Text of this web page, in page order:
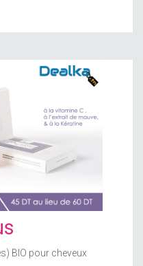
BIO pour cheveux